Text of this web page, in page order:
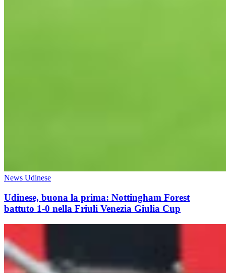
News Udinese
Udinese, buona la prima: Nottingham Forest
battuto 1-0 nella Friuli Venezia Giulia Cup